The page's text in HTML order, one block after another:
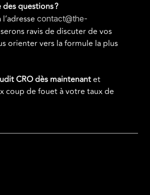
des questions ?
contact@the-
ravis de discuter de vos
orienter vers la formule la plus
CRO dès maintenantet
coup de fouet à votre taux de